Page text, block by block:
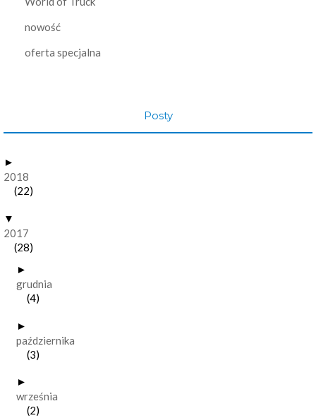
nowość
oferta specjalna
Posty
►
2018
(22)
▼
2017
(28)
►
grudnia
(4)
►
października
(3)
►
września
(2)